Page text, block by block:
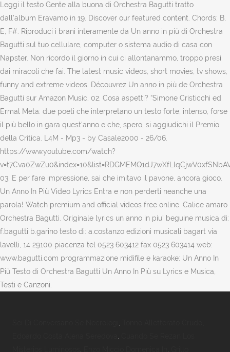
Leggi il testo Gente alla buona di Orchestra Bagutti tratto
dall'album Eravamo in 19. Discover our featured content. Chords: B,
E, F#. Riproduci i brani interamente da Un anno in più di Orchestra
Bagutti sul tuo cellulare, computer o sistema audio di casa con
Napster. Non ricordo il giorno in cui ci allontanammo, troppo presi
dai miracoli che fai. The latest music videos, short movies, tv shows,
funny and extreme videos. Découvrez Un anno in più de Orchestra
Bagutti sur Amazon Music. 02. Cosa aspetti? “Simone Cristicchi ed
Ermal Meta: due poeti che interpretano un testo forte, intenso, forse
il più bello in gara quest'anno e che, spero, si aggiudichi il Premio
della Critica. L4M - Mp3 - by Casale2000 - 26/06.
https://www.youtube.com/watch?
03. E per fare impressione, sai che imitavo il pavone, ancora gioco.
Un Anno In Più Video Lyrics Entra e non perderti neanche una
parola! Watch premium and official videos free online. Calice amaro
Orchestra Bagutti. Originale lyrics un anno in piu' beguine musica di:
f.bagutti b.garino testo di: a.costanzo edizioni musicali bagart via
lavelli, 14 29100 piacenza tel 0523 603412 fax 0523 603414 web:
www.bagutti.com programmazione midifile e karaoke: Un Anno In
Più Testo di Orchestra Bagutti Un Anno In Più su Lyrics e Musica,
Testi e Canzoni.